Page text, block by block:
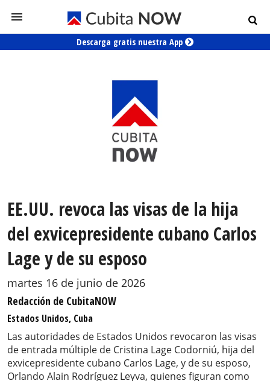
Descarga gratis nuestra App
EE.UU. revoca las visas de la hija
del exvicepresidente cubano Carlos
Lage y de su esposo
martes 16 de junio de 2026
Redacción de CubitaNOW
Estados Unidos, Cuba
Las autoridades de Estados Unidos revocaron las visas
de entrada múltiple de Cristina Lage Codorniú, hija del
exvicepresidente cubano Carlos Lage, y de su esposo,
Orlando Alain Rodríguez Leyva, quienes figuran como